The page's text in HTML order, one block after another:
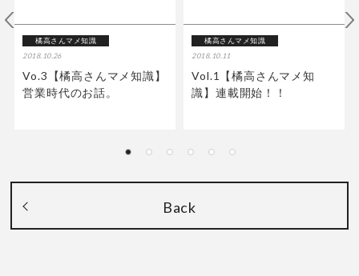
橘高さんマメ知識
2018.10.26
Vo.3【橘高さんマメ知識】
営業時代のお話。
橘高さんマメ知識
2018.10.11
Vol.1【橘高さんマメ知
識】連載開始！！
Back